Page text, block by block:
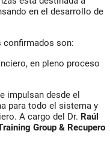
en el desarrollo de
confirmados son:
en pleno proceso
impulsan desde el
para todo el sistema y
A cargo del Dr. Raúl
Group & Recupero